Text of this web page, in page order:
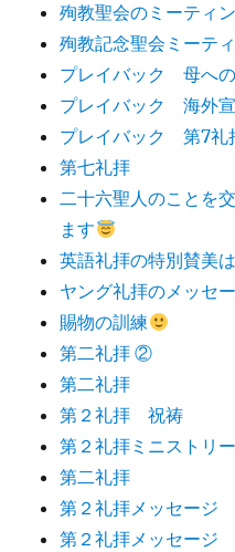
殉教聖会のミーティ
殉教記念聖会ミーテ
プレイバック 母へ
プレイバック 海外
プレイバック 第7礼
第七礼拝
二十六聖人のことを
ます
英語礼拝の特別賛美
ヤング礼拝のメッセ
賜物の訓練
第二礼拝 ②
第二礼拝
第２礼拝 祝祷
第２礼拝ミニストリー
第二礼拝
第２礼拝メッセージ
第２礼拝メッセージ